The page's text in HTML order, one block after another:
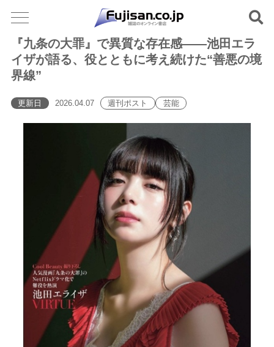
『九条の大罪』で異質な存在感――池田エラ
イザが語る、役とともに考え続けた“善悪の境
界線”
更新日 2026.04.07 週刊ポスト 芸能